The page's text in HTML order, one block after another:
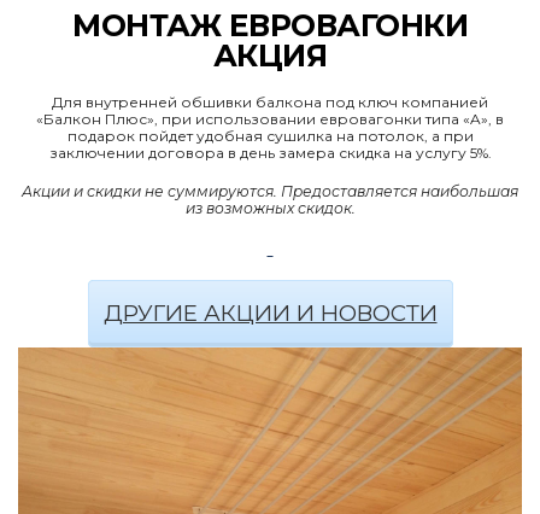
МОНТАЖ ЕВРОВАГОНКИ
АКЦИЯ
Для внутренней обшивки балкона под ключ компанией
«Балкон Плюс», при использовании евровагонки типа «A», в
подарок пойдет удобная сушилка на потолок, а при
заключении договора в день замера скидка на услугу 5%.
Акции и скидки не суммируются. Предоставляется наибольшая
из возможных скидок.
ДРУГИЕ АКЦИИ И НОВОСТИ